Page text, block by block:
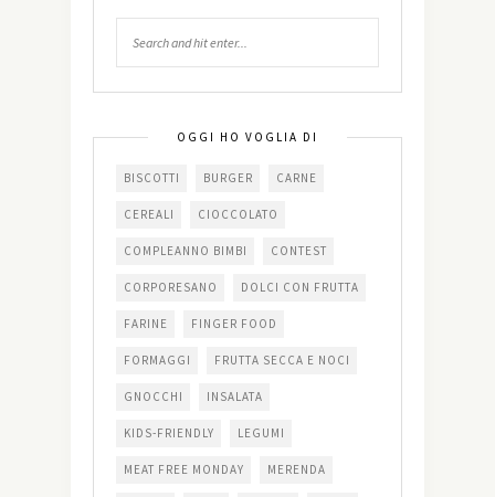
OGGI HO VOGLIA DI
BISCOTTI BURGER CARNE
CEREALI CIOCCOLATO
COMPLEANNO BIMBI CONTEST
CORPORESANO DOLCI CON FRUTTA
FARINE FINGER FOOD
FORMAGGI FRUTTA SECCA E NOCI
GNOCCHI INSALATA
KIDS-FRIENDLY LEGUMI
MEAT FREE MONDAY MERENDA